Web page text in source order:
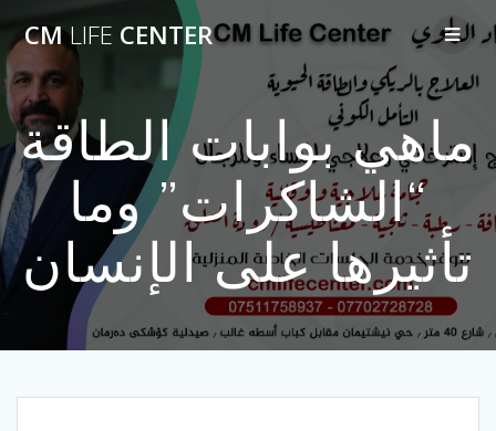
CMLIFE CENTER
ماهي بوابات الطاقة
“الشاكرات” وما
تأثيرها على الإنسان